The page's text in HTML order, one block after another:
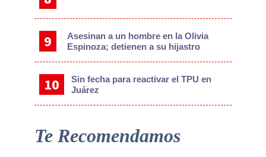
Asesinan a un hombre en la Olivia
Espinoza; detienen a su hijastro
Sin fecha para reactivar el TPU en
Juárez
Te Recomendamos